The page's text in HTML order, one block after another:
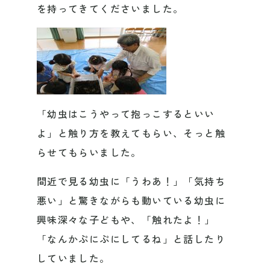
を持ってきてくださいました。
「幼虫はこうやって抱っこするといい
よ」と触り方を教えてもらい、そっと触
らせてもらいました。
間近で見る幼虫に「うわあ！」「気持ち
悪い」と驚きながらも動いている幼虫に
興味深々な子どもや、「触れたよ！」
「なんかぷにぷにしてるね」と話したり
していました。